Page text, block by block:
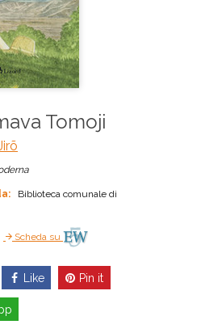
Tomoji
Biblioteca comunale di
Scheda su
Like Pin it